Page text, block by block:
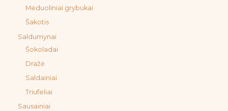
Meduoliniai grybukai
Šakotis
Saldumynai
Šokoladai
Dražė
Saldainiai
Triufeliai
Sausainiai